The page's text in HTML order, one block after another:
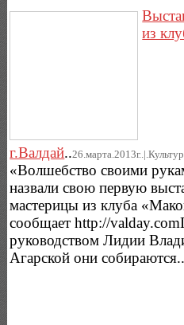
из
г.Валдай..
«Волшебство своими
назвали свою первую
мастерицы из клуба
сообщает http://
руководством Лидии
Агарской они